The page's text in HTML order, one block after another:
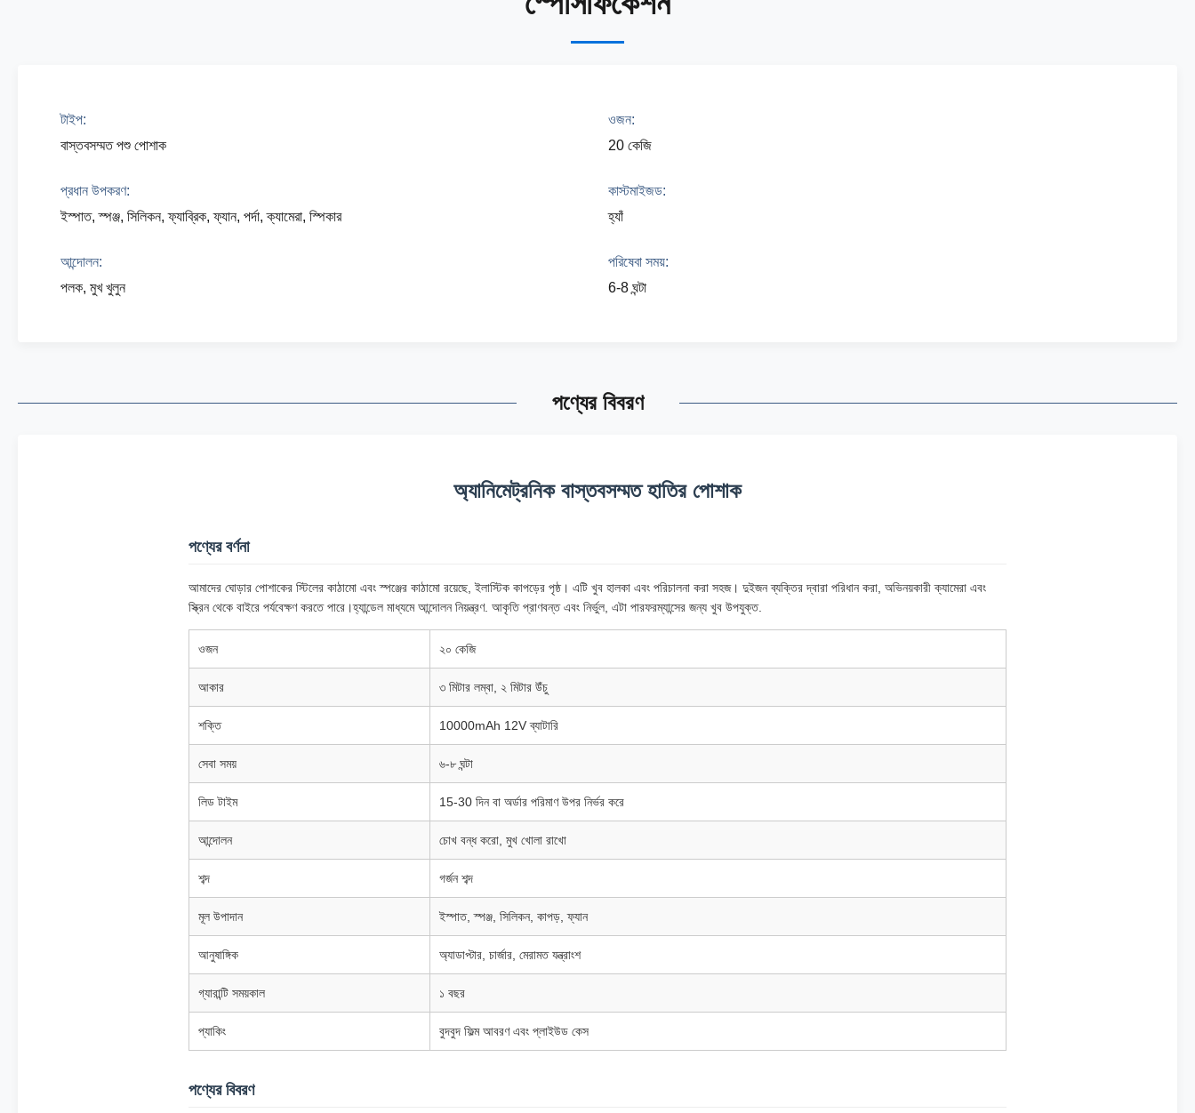
টাইপ:
বাস্তবসম্মত পশু পোশাক
ওজন:
20 কেজি
প্রধান উপকরণ:
ইস্পাত, স্পঞ্জ, সিলিকন, ফ্যাব্রিক, ফ্যান, পর্দা, ক্যামেরা, স্পিকার
কাস্টমাইজড:
হ্যাঁ
আন্দোলন:
পলক, মুখ খুলুন
পরিষেবা সময়:
6-8 ঘন্টা
পণ্যের বিবরণ
অ্যানিমেট্রনিক বাস্তবসম্মত হাতির পোশাক
পণ্যের বর্ণনা
আমাদের ঘোড়ার পোশাকের স্টিলের কাঠামো এবং স্পঞ্জের কাঠামো রয়েছে, ইলাস্টিক কাপড়ের পৃষ্ঠ। এটি খুব হালকা এবং পরিচালনা করা সহজ। দুইজন ব্যক্তির দ্বারা পরিধান করা, অভিনয়কারী ক্যামেরা এবং
স্ক্রিন থেকে বাইরে পর্যবেক্ষণ করতে পারে।হ্যান্ডেল মাধ্যমে আন্দোলন নিয়ন্ত্রণ. আকৃতি প্রাণবন্ত এবং নির্ভুল, এটা পারফরম্যান্সের জন্য খুব উপযুক্ত.
ওজন ২০ কেজি
আকার ৩ মিটার লম্বা, ২ মিটার উঁচু
শক্তি 10000mAh 12V ব্যাটারি
সেবা সময় ৬-৮ ঘন্টা
লিড টাইম 15-30 দিন বা অর্ডার পরিমাণ উপর নির্ভর করে
আন্দোলন চোখ বন্ধ করো, মুখ খোলা রাখো
শব্দ গর্জন শব্দ
মূল উপাদান ইস্পাত, স্পঞ্জ, সিলিকন, কাপড়, ফ্যান
আনুষাঙ্গিক অ্যাডাপ্টার, চার্জার, মেরামত যন্ত্রাংশ
গ্যারান্টি সময়কাল ১ বছর
প্যাকিং বুদবুদ ফিল্ম আবরণ এবং প্লাইউড কেস
পণ্যের বিবরণ